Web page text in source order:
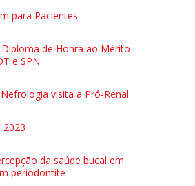
para Pacientes
de Honra ao Mérito
e SPN
visita a Pró-Renal
2023
da saúde bucal em
periodontite